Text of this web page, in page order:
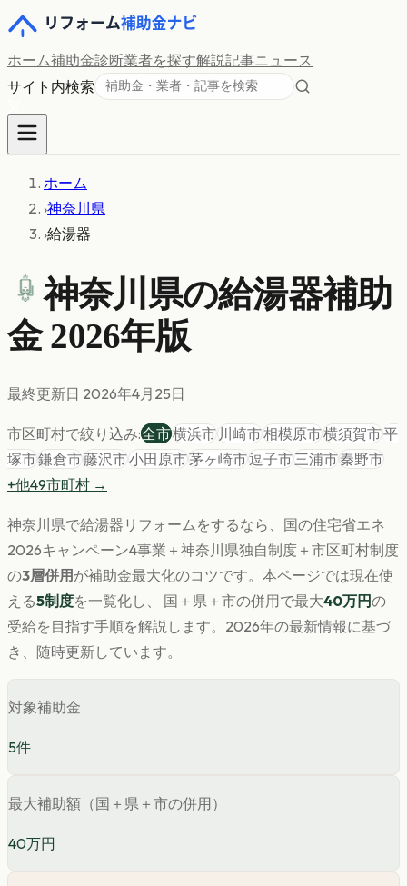
ホーム補助金診断業者を探す解説記事ニュース
サイト内検索
ホーム
›神奈川県
›給湯器
神奈川県の給湯器補助
金 2026年版
最終更新日 2026年4月25日
市区町村で絞り込み:全市横浜市川崎市相模原市横須賀市平
塚市鎌倉市藤沢市小田原市茅ヶ崎市逗子市三浦市秦野市
+他49市町村 →
神奈川県で給湯器 リフォームをするなら、国の住宅省エネ
2026キャンペーン4事業＋ 神奈川県独自制度＋市区町村制度
の3層併用 が補助金最大化のコツです。 本ページでは現在使
える5制度を一覧化し、 国＋県＋市の併用で最大40万円の
受給を目指す手順を解説します。 2026年の最新情報に基づ
き、随時更新しています。
対象補助金
5件
最大補助額（国＋県＋市の併用）
40万円